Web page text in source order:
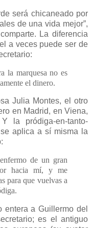
será chicaneado por
de una vida mejor”,
La diferencia
a veces puede ser de
la marquesa no es
el dinero.
Julia Montes, el otro
en Madrid, en Viena,
la pródiga-en-tanto-
aplica a sí misma la
de un gran
hacia mí, y me
para que vuelvas a
a Guillermo del
es el antiguo